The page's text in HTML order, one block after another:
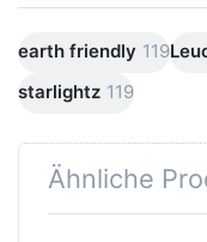
earth friendly 119
starlightz 119
Ähnliche